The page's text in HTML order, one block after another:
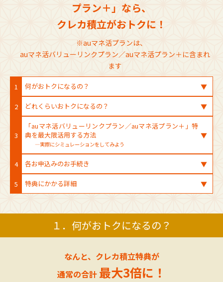
プラン＋」なら、
クレカ積立がおトクに！
※auマネ活プランは、
auマネ活バリューリンクプラン／auマネ活プラン＋に含まれ
ます
1 何がおトクになるの？ ▼
2 どれくらいおトクになるの？ ▼
3
「auマネ活バリューリンクプラン／auマネ活プラン＋」特
典を最大限活用する方法
―実際にシミュレーションをしてみよう
▼
4 各お申込みのお手続き ▼
5 特典にかかる詳細 ▼
１．何がおトクになるの？
なんと、クレカ積立特典が
通常の合計 最大3倍に！